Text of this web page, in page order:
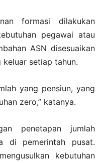
formasi dilakukan
pegawai atau
ASN disesuaikan
setiap tahun.
yang pensiun, yang
zero,” katanya.
penetapan jumlah
di pemerintah pusat.
kebutuhan